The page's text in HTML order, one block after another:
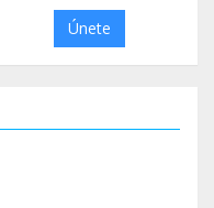
Únete